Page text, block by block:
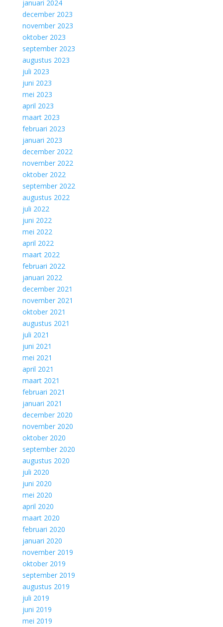
januari 2024
december 2023
november 2023
oktober 2023
september 2023
augustus 2023
juli 2023
juni 2023
mei 2023
april 2023
maart 2023
februari 2023
januari 2023
december 2022
november 2022
oktober 2022
september 2022
augustus 2022
juli 2022
juni 2022
mei 2022
april 2022
maart 2022
februari 2022
januari 2022
december 2021
november 2021
oktober 2021
augustus 2021
juli 2021
juni 2021
mei 2021
april 2021
maart 2021
februari 2021
januari 2021
december 2020
november 2020
oktober 2020
september 2020
augustus 2020
juli 2020
juni 2020
mei 2020
april 2020
maart 2020
februari 2020
januari 2020
november 2019
oktober 2019
september 2019
augustus 2019
juli 2019
juni 2019
mei 2019